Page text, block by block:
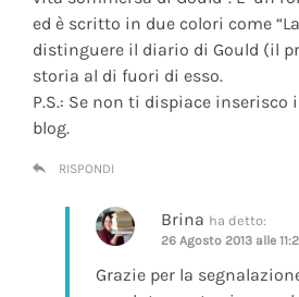
ed è scritto in due colori come
distinguere il diario di Gould (il
storia al di fuori di esso.
P.S.: Se non ti dispiace inserisco
blog.
RISPONDI
Brina ha detto:
26 Agosto 2013 alle
Grazie per la